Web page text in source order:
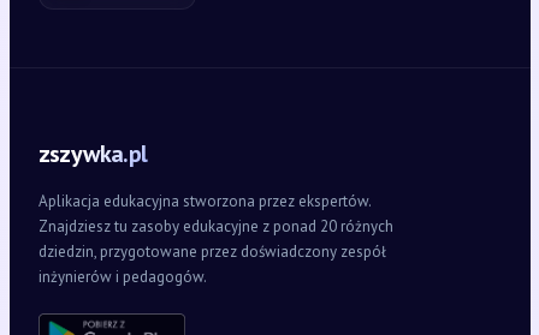
zszywka.pl
Aplikacja edukacyjna stworzona przez ekspertów.
Znajdziesz tu zasoby edukacyjne z ponad 20 różnych
dziedzin, przygotowane przez doświadczony zespół
inżynierów i pedagogów.